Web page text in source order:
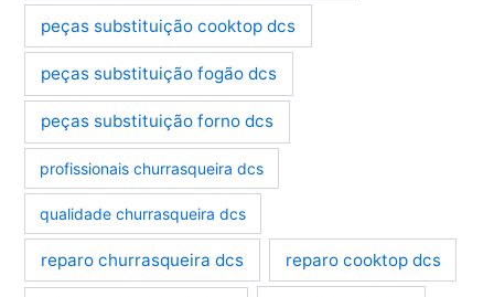
peças substituição cooktop dcs
peças substituição fogão dcs
peças substituição forno dcs
profissionais churrasqueira dcs
qualidade churrasqueira dcs
reparo churrasqueira dcs reparo cooktop dcs